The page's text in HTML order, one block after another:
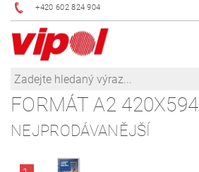
+420 602 824 904
FORMÁT A2 420X594
NEJPRODÁVANĚJŠÍ